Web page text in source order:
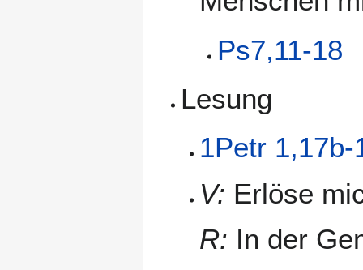
Ps7,11-18
Lesung
1Petr 1,17b-
V: Erlöse
R: In der